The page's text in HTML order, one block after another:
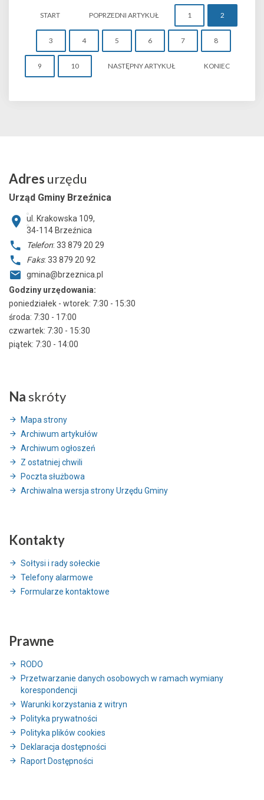
START POPRZEDNI ARTYKUŁ 1 2
3 4 5 6 7 8
9 10 NASTĘPNY ARTYKUŁ KONIEC
Adres urzędu
Urząd Gminy Brzeźnica
ul. Krakowska 109,
34-114 Brzeźnica
Telefon: 33 879 20 29
Faks: 33 879 20 92
gmina@brzeznica.pl
Godziny urzędowania:
poniedziałek - wtorek: 7:30 - 15:30
środa: 7:30 - 17:00
czwartek: 7:30 - 15:30
piątek: 7:30 - 14:00
Na skróty
Mapa strony
Archiwum artykułów
Archiwum ogłoszeń
Z ostatniej chwili
Poczta służbowa
Archiwalna wersja strony Urzędu Gminy
Kontakty
Sołtysi i rady sołeckie
Telefony alarmowe
Formularze kontaktowe
Prawne
RODO
Przetwarzanie danych osobowych w ramach wymiany
korespondencji
Warunki korzystania z witryn
Polityka prywatności
Polityka plików cookies
Deklaracja dostępności
Raport Dostępności